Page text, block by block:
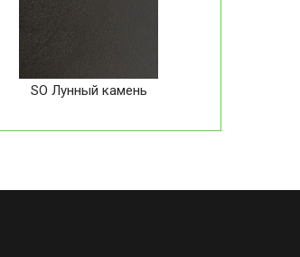
SO Лунный камень